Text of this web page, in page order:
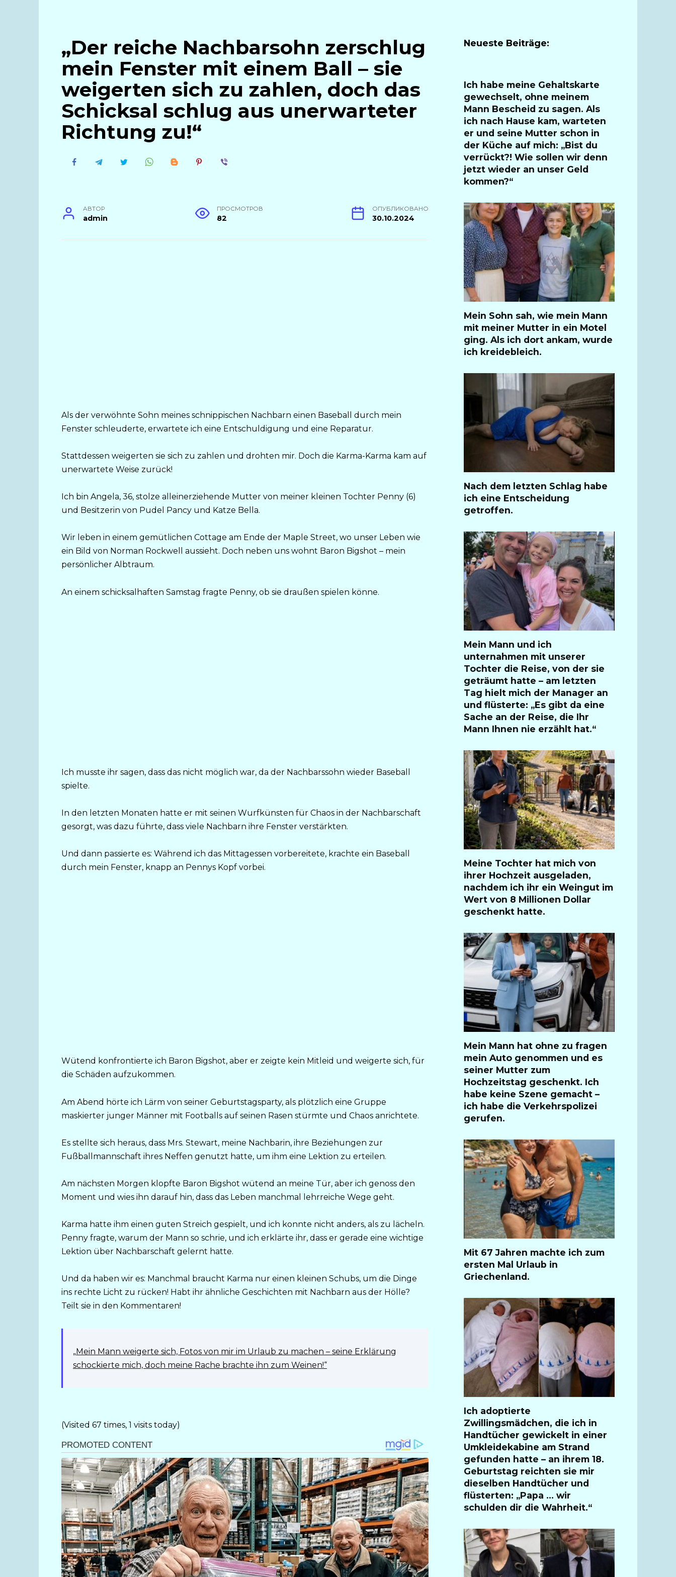
„Der reiche Nachbarsohn zerschlug
mein Fenster mit einem Ball – sie
weigerten sich zu zahlen, doch das
Schicksal schlug aus unerwarteter
Richtung zu!“
АВТОР
admin
ПРОСМОТРОВ
82
ОПУБЛИКОВАНО
30.10.2024
Als der verwöhnte Sohn meines schnippischen Nachbarn einen Baseball durch mein
Fenster schleuderte, erwartete ich eine Entschuldigung und eine Reparatur.
Stattdessen weigerten sie sich zu zahlen und drohten mir. Doch die Karma-Karma kam auf
unerwartete Weise zurück!
Ich bin Angela, 36, stolze alleinerziehende Mutter von meiner kleinen Tochter Penny (6)
und Besitzerin von Pudel Pancy und Katze Bella.
Wir leben in einem gemütlichen Cottage am Ende der Maple Street, wo unser Leben wie
ein Bild von Norman Rockwell aussieht. Doch neben uns wohnt Baron Bigshot – mein
persönlicher Albtraum.
An einem schicksalhaften Samstag fragte Penny, ob sie draußen spielen könne.
Ich musste ihr sagen, dass das nicht möglich war, da der Nachbarssohn wieder Baseball
spielte.
In den letzten Monaten hatte er mit seinen Wurfkünsten für Chaos in der Nachbarschaft
gesorgt, was dazu führte, dass viele Nachbarn ihre Fenster verstärkten.
Und dann passierte es: Während ich das Mittagessen vorbereitete, krachte ein Baseball
durch mein Fenster, knapp an Pennys Kopf vorbei.
Wütend konfrontierte ich Baron Bigshot, aber er zeigte kein Mitleid und weigerte sich, für
die Schäden aufzukommen.
Am Abend hörte ich Lärm von seiner Geburtstagsparty, als plötzlich eine Gruppe
maskierter junger Männer mit Footballs auf seinen Rasen stürmte und Chaos anrichtete.
Es stellte sich heraus, dass Mrs. Stewart, meine Nachbarin, ihre Beziehungen zur
Fußballmannschaft ihres Neffen genutzt hatte, um ihm eine Lektion zu erteilen.
Am nächsten Morgen klopfte Baron Bigshot wütend an meine Tür, aber ich genoss den
Moment und wies ihn darauf hin, dass das Leben manchmal lehrreiche Wege geht.
Karma hatte ihm einen guten Streich gespielt, und ich konnte nicht anders, als zu lächeln.
Penny fragte, warum der Mann so schrie, und ich erklärte ihr, dass er gerade eine wichtige
Lektion über Nachbarschaft gelernt hatte.
Und da haben wir es: Manchmal braucht Karma nur einen kleinen Schubs, um die Dinge
ins rechte Licht zu rücken! Habt ihr ähnliche Geschichten mit Nachbarn aus der Hölle?
Teilt sie in den Kommentaren!
„Mein Mann weigerte sich, Fotos von mir im Urlaub zu machen – seine Erklärung
schockierte mich, doch meine Rache brachte ihn zum Weinen!“
(Visited 67 times, 1 visits today)
Neueste Beiträge:
Ich habe meine Gehaltskarte
gewechselt, ohne meinem
Mann Bescheid zu sagen. Als
ich nach Hause kam, warteten
er und seine Mutter schon in
der Küche auf mich: „Bist du
verrückt?! Wie sollen wir denn
jetzt wieder an unser Geld
kommen?“
Mein Sohn sah, wie mein Mann
mit meiner Mutter in ein Motel
ging. Als ich dort ankam, wurde
ich kreidebleich.
Nach dem letzten Schlag habe
ich eine Entscheidung
getroffen.
Mein Mann und ich
unternahmen mit unserer
Tochter die Reise, von der sie
geträumt hatte – am letzten
Tag hielt mich der Manager an
und flüsterte: „Es gibt da eine
Sache an der Reise, die Ihr
Mann Ihnen nie erzählt hat.“
Meine Tochter hat mich von
ihrer Hochzeit ausgeladen,
nachdem ich ihr ein Weingut im
Wert von 8 Millionen Dollar
geschenkt hatte.
Mein Mann hat ohne zu fragen
mein Auto genommen und es
seiner Mutter zum
Hochzeitstag geschenkt. Ich
habe keine Szene gemacht –
ich habe die Verkehrspolizei
gerufen.
Mit 67 Jahren machte ich zum
ersten Mal Urlaub in
Griechenland.
Ich adoptierte
Zwillingsmädchen, die ich in
Handtücher gewickelt in einer
Umkleidekabine am Strand
gefunden hatte – an ihrem 18.
Geburtstag reichten sie mir
dieselben Handtücher und
flüsterten: „Papa … wir
schulden dir die Wahrheit.“